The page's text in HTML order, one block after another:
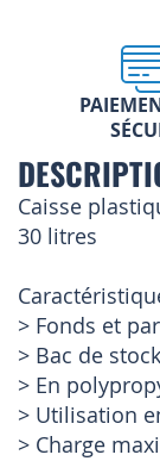
Caisse
30 litres
> Fonds et
> Bac de
> En
> Utilisation
> Charge